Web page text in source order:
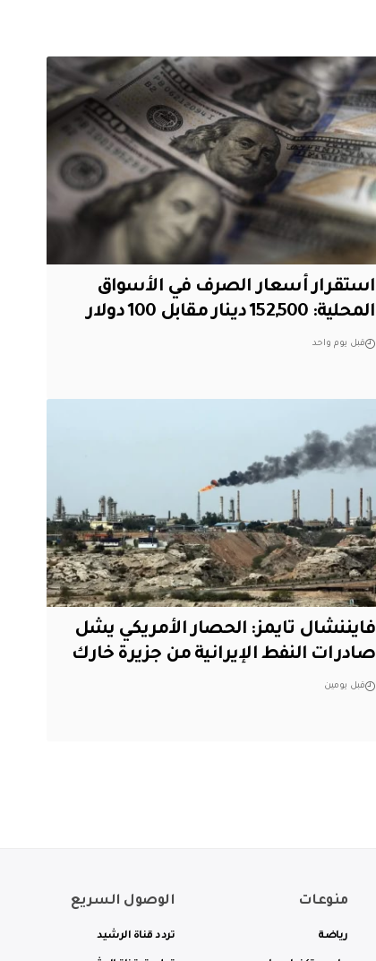
استقرار أسعار الصرف في الأسواق
المحلية: 152,500 دينار مقابل 100 دولار
قبل يوم واحد
فايننشال تايمز: الحصار الأمريكي يشل
صادرات النفط الإيرانية من جزيرة خارك
قبل يومين
منوعات
رياضة
الوصول السريع
تردد قناة الرشيد